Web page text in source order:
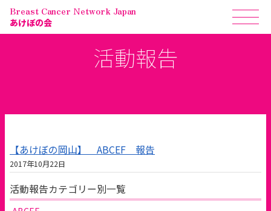
Breast Cancer Network Japan
あけぼの会
活動報告
【あけぼの岡山】 ABCEF 報告
2017年10月22日
活動報告カテゴリー別一覧